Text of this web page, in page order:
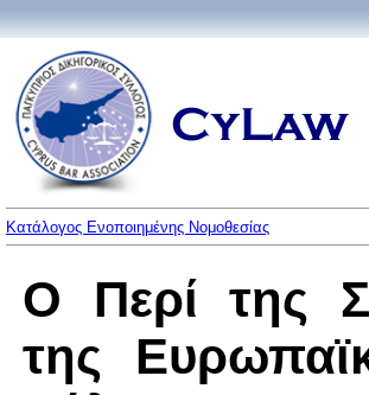
Κατάλογος Ενοποιημένης Νομοθεσίας
Ο Περί της
της